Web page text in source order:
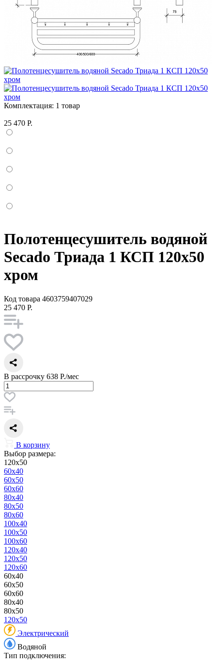
Комплектация: 1 товар
25 470 Р.
Полотенцесушитель водяной
Secado Триада 1 КСП 120x50
хром
Код товара 4603759407029
25 470 Р.
В рассрочку 638 Р./мес
В корзину
Выбор размера:
120x50
60x40
60x50
60x60
80x40
80x50
80x60
100x40
100x50
100x60
120x40
120x50
120x60
60x40
60x50
60x60
80x40
80x50
120x50
Электрический
Водяной
Тип подключения: